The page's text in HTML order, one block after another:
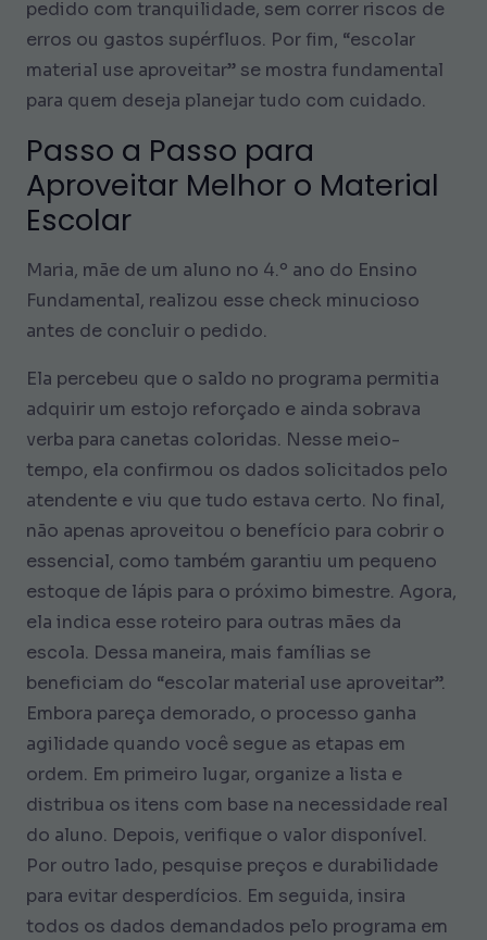
pedido com tranquilidade, sem correr riscos de
erros ou gastos supérfluos. Por fim, “escolar
material use aproveitar” se mostra fundamental
para quem deseja planejar tudo com cuidado.
Passo a Passo para
Aproveitar Melhor o Material
Escolar
Maria, mãe de um aluno no 4.º ano do Ensino
Fundamental, realizou esse check minucioso
antes de concluir o pedido.
Ela percebeu que o saldo no programa permitia
adquirir um estojo reforçado e ainda sobrava
verba para canetas coloridas. Nesse meio-
tempo, ela confirmou os dados solicitados pelo
atendente e viu que tudo estava certo. No final,
não apenas aproveitou o benefício para cobrir o
essencial, como também garantiu um pequeno
estoque de lápis para o próximo bimestre. Agora,
ela indica esse roteiro para outras mães da
escola. Dessa maneira, mais famílias se
beneficiam do “escolar material use aproveitar”.
Embora pareça demorado, o processo ganha
agilidade quando você segue as etapas em
ordem. Em primeiro lugar, organize a lista e
distribua os itens com base na necessidade real
do aluno. Depois, verifique o valor disponível.
Por outro lado, pesquise preços e durabilidade
para evitar desperdícios. Em seguida, insira
todos os dados demandados pelo programa em